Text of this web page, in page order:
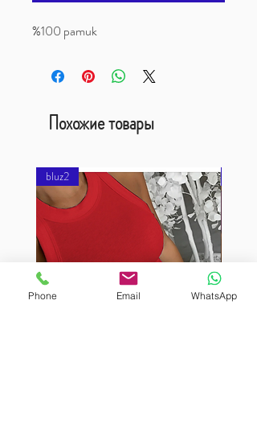
%100 pamuk
Похожие товары
bluz2
Phone Email WhatsApp